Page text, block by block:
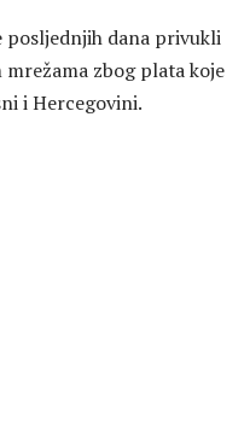
posljednjih dana privukli
zbog plata koje
i Hercegovini.